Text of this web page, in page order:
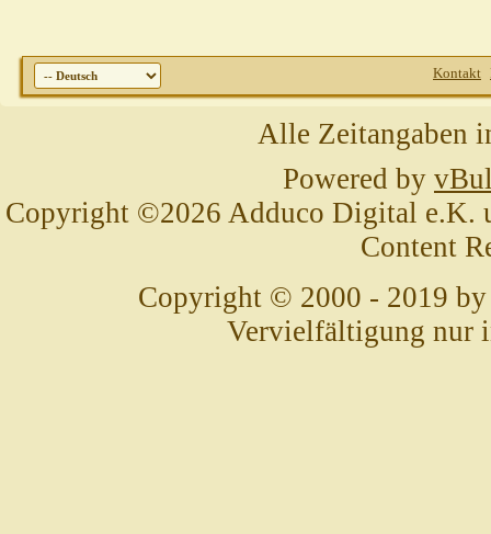
Kontakt
Alle Zeitangaben
Powered by
Copyright ©2026 Adduco Digital e.K.
Content
Copyright © 2000 - 2019
Vervielfältigung nur